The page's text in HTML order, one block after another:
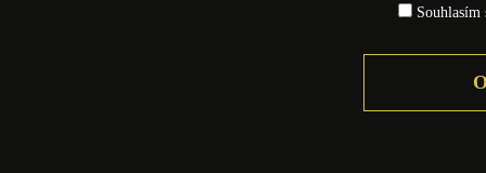
Souhlasím